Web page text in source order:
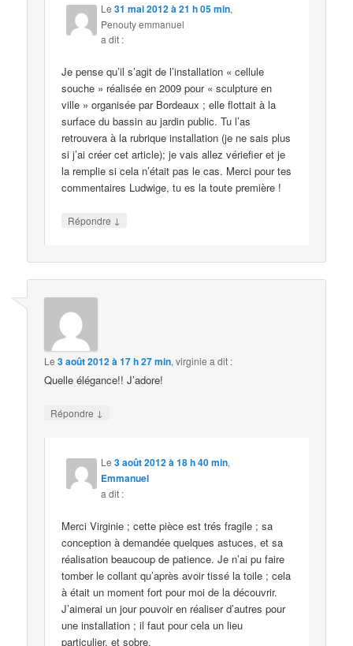
Le31 mai 2012 à 21 h 05 min,
Penouty emmanuel
a dit :
Je pense qu’il s’agit de l’installation « cellule
souche » réalisée en 2009 pour « sculpture en
ville » organisée par Bordeaux ; elle flottait à la
surface du bassin au jardin public. Tu l’as
retrouvera à la rubrique installation (je ne sais plus
si j’ai créer cet article); je vais allez vériefier et je
la remplie si cela n’était pas le cas. Merci pour tes
commentaires Ludwige, tu es la toute première !
Répondre ↓
Le3 août 2012 à 17 h 27 min,virginie a dit :
Quelle élégance!! J’adore!
Répondre ↓
Le3 août 2012 à 18 h 40 min,
Emmanuel
a dit :
Merci Virginie ; cette pièce est trés fragile ; sa
conception à demandée quelques astuces, et sa
réalisation beaucoup de patience. Je n’ai pu faire
tomber le collant qu’après avoir tissé la toile ; cela
à était un moment fort pour moi de la découvrir.
J’aimerai un jour pouvoir en réaliser d’autres pour
une installation ; il faut pour cela un lieu
particulier, et sobre.